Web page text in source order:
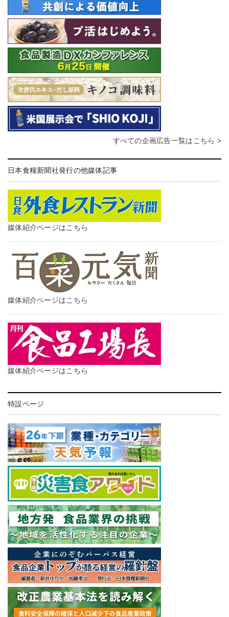
すべての企画広告一覧はこちら >
日本食糧新聞社発行の他媒体記事
媒体紹介ページはこちら
媒体紹介ページはこちら
媒体紹介ページはこちら
特設ページ